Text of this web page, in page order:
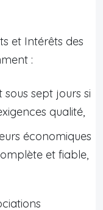
et Intérêts des
:
sept jours si
qualité,
économiques
et fiable,